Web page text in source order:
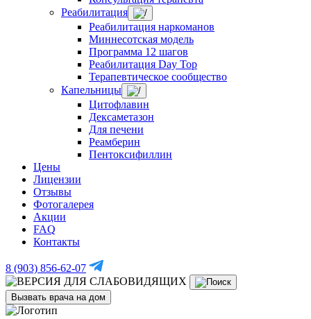
Реабилитация
Реабилитация наркоманов
Миннесотская модель
Программа 12 шагов
Реабилитация Day Top
Терапевтическое сообщество
Капельницы
Цитофлавин
Дексаметазон
Для печени
Реамберин
Пентоксифиллин
Цены
Лицензии
Отзывы
Фотогалерея
Акции
FAQ
Контакты
8 (903) 856-62-07
Вызвать врача на дом